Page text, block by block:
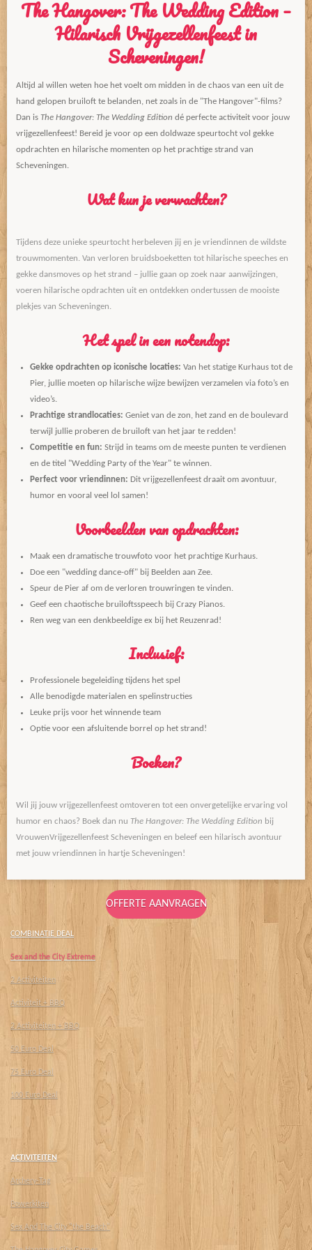
The Hangover: The Wedding Edition –
Hilarisch Vrijgezellenfeest in
Scheveningen!
Altijd al willen weten hoe het voelt om midden in de chaos van een uit de
hand gelopen bruiloft te belanden, net zoals in de "The Hangover"-films?
Dan is The Hangover: The Wedding Edition dé perfecte activiteit voor jouw
vrijgezellenfeest! Bereid je voor op een doldwaze speurtocht vol gekke
opdrachten en hilarische momenten op het prachtige strand van
Scheveningen.
Wat kun je verwachten?
Tijdens deze unieke speurtocht herbeleven jij en je vriendinnen de wildste
trouwmomenten. Van verloren bruidsboeketten tot hilarische speeches en
gekke dansmoves op het strand – jullie gaan op zoek naar aanwijzingen,
voeren hilarische opdrachten uit en ontdekken ondertussen de mooiste
plekjes van Scheveningen.
Het spel in een notendop:
Gekke opdrachten op iconische locaties: Van het statige Kurhaus tot de
Pier, jullie moeten op hilarische wijze bewijzen verzamelen via foto’s en
video’s.
Prachtige strandlocaties: Geniet van de zon, het zand en de boulevard
terwijl jullie proberen de bruiloft van het jaar te redden!
Competitie en fun: Strijd in teams om de meeste punten te verdienen
en de titel "Wedding Party of the Year" te winnen.
Perfect voor vriendinnen: Dit vrijgezellenfeest draait om avontuur,
humor en vooral veel lol samen!
Voorbeelden van opdrachten:
Maak een dramatische trouwfoto voor het prachtige Kurhaus.
Doe een "wedding dance-off" bij Beelden aan Zee.
Speur de Pier af om de verloren trouwringen te vinden.
Geef een chaotische bruiloftsspeech bij Crazy Pianos.
Ren weg van een denkbeeldige ex bij het Reuzenrad!
Inclusief:
Professionele begeleiding tijdens het spel
Alle benodigde materialen en spelinstructies
Leuke prijs voor het winnende team
Optie voor een afsluitende borrel op het strand!
Boeken?
Wil jij jouw vrijgezellenfeest omtoveren tot een onvergetelijke ervaring vol
humor en chaos? Boek dan nu The Hangover: The Wedding Edition bij
VrouwenVrijgezellenfeest Scheveningen en beleef een hilarisch avontuur
met jouw vriendinnen in hartje Scheveningen!
OFFERTE AANVRAGEN
COMBINATIE DEAL
Sex and the City Extreme
2 Activiteiten
Activiteit + BBQ
2 Activiteiten + BBQ
50 Euro Deal
75 Euro Deal
100 Euro Deal
ACTIVITEITEN
Archery-Tag
Powerkiten
Sex And The City "the Beach"